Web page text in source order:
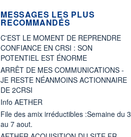
MESSAGES LES PLUS
RECOMMANDÉS
C'EST LE MOMENT DE REPRENDRE
CONFIANCE EN CRSI : SON
POTENTIEL EST ÉNORME
ARRÊT DE MES COMMUNICATIONS -
JE RESTE NÉANMOINS ACTIONNAIRE
DE 2CRSI
Info AETHER
File des amix irréductibles :Semaine du 3
au 7 aout.